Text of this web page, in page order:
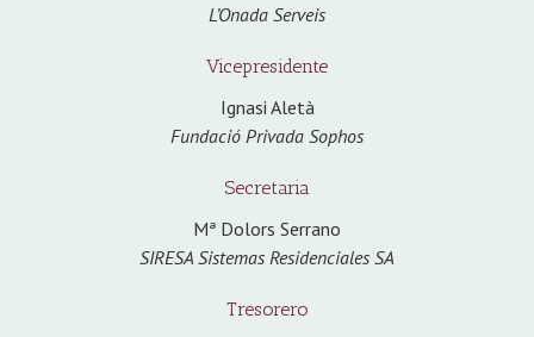
L’Onada Serveis
Vicepresidente
Ignasi Aletà
Fundació Privada Sophos
Secretaria
Mª Dolors Serrano
SIRESA Sistemas Residenciales SA
Tresorero